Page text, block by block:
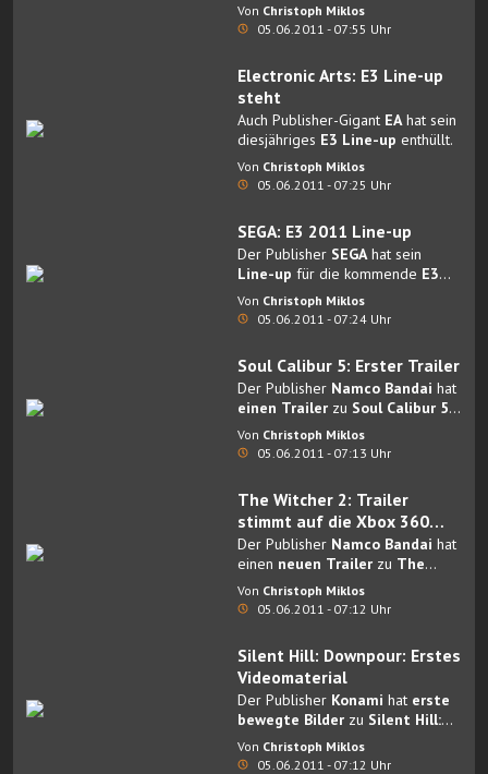
Raccoon City
veröffentlicht.
Von Christoph Miklos
05.06.2011 - 07:55 Uhr
Electronic Arts: E3 Line-up
steht
Auch Publisher-Gigant EAhat sein
diesjähriges E3 Line-up enthüllt.
Von Christoph Miklos
05.06.2011 - 07:25 Uhr
SEGA: E3 2011 Line-up
Der Publisher SEGAhat sein
Line-up für die kommende E3
Messe in Los Angeles enthüllt.
Von Christoph Miklos
05.06.2011 - 07:24 Uhr
Soul Calibur 5: Erster Trailer
Der Publisher Namco Bandai hat
einen Trailer zu Soul Calibur 5
veröffentlicht.
Von Christoph Miklos
05.06.2011 - 07:13 Uhr
The Witcher 2: Trailer
stimmt auf die Xbox 360
Version ein
Der Publisher Namco Bandai hat
einen neuen Trailer zu The
Witcher 2
veröffentlicht.
Von Christoph Miklos
05.06.2011 - 07:12 Uhr
Silent Hill: Downpour: Erstes
Videomaterial
Der Publisher Konami hat erste
bewegte Bilder zu Silent Hill:
Downpour
veröffentlicht.
Von Christoph Miklos
05.06.2011 - 07:12 Uhr